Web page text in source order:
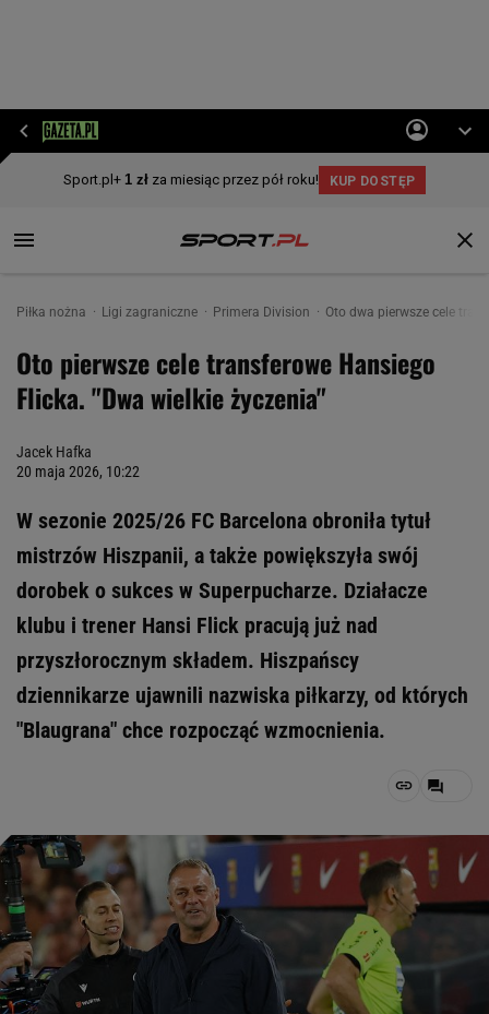
Piłka nożna Ligi zagraniczne Primera Division Oto dwa pierwsze cele
Oto pierwsze cele transferowe Hansiego
Flicka. "Dwa wielkie życzenia"
Jacek Hafka
20 maja 2026, 10:22
W sezonie 2025/26 FC Barcelona obroniła tytuł
mistrzów Hiszpanii, a także powiększyła swój
dorobek o sukces w Superpucharze. Działacze
klubu i trener Hansi Flick pracują już nad
przyszłorocznym składem. Hiszpańscy
dziennikarze ujawnili nazwiska piłkarzy, od których
"Blaugrana" chce rozpocząć wzmocnienia.